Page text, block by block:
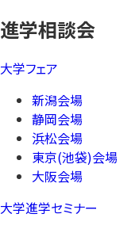
進学相談会
大学フェア
新潟会場
静岡会場
浜松会場
東京(池袋)会場
大阪会場
大学進学セミナー